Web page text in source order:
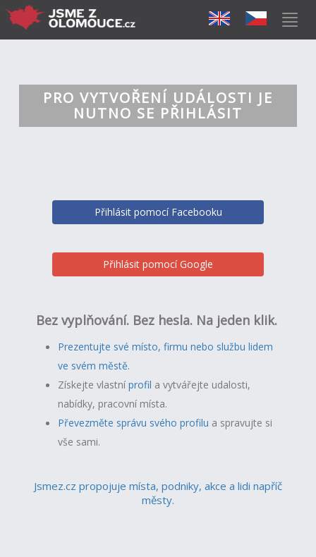
PRO VYTVOŘENÍ UDÁLOSTI JE
NUTNO SE PŘIHLÁSIT
Přihlásit pomocí Facebooku
Přihlásit pomocí Google
Bez vyplňování. Bez hesla. Na jeden klik.
Prezentujte své místo, firmu nebo službu lidem
ve svém městě.
Získejte vlastníprofil a vytvářejte udalosti,
nabídky, pracovní místa.
Převezměte správu svého profilu a spravujte si
vše sami.
Jsmez.cz propojuje místa, podniky, akce a lidi napříč
městy.